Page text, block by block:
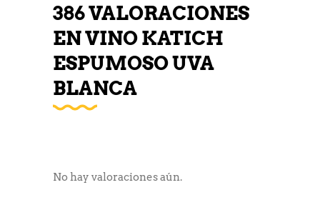
386 VALORACIONES
ENVINO KATICH
ESPUMOSO UVA
BLANCA
No hay valoraciones aún.